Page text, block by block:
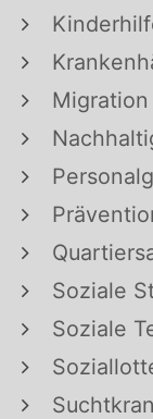
Soziale
Soziale